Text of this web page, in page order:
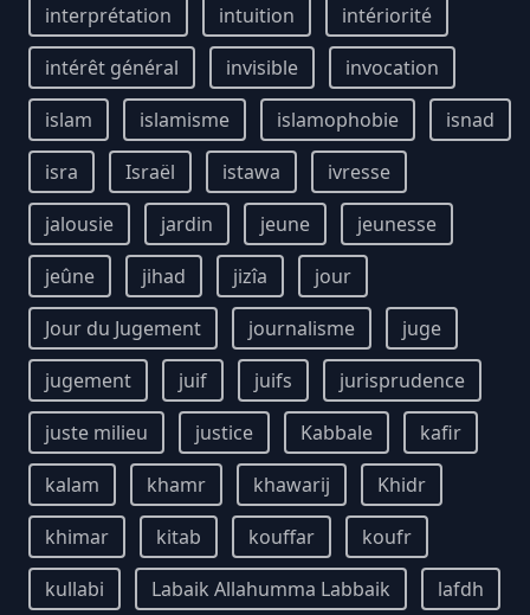
interprétation
intuition
intériorité
intérêt général
invisible
invocation
islam
islamisme islamophobie
isnad
isra
Israël istawa
ivresse
jalousie
jardin jeune
jeunesse
jeûne
jihad jizîa
jour
Jour du Jugement
journalisme
juge
jugement
juif juifs
jurisprudence
juste milieu
justice Kabbale
kafir
kalam
khamr khawarij
Khidr
khimar
kitab kouffar
koufr
kullabi
Labaik Allahumma Labbaik
lafdh